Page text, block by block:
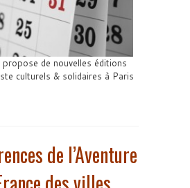
de nouvelles éditions
culturels & solidaires à Paris
de l’Aventure